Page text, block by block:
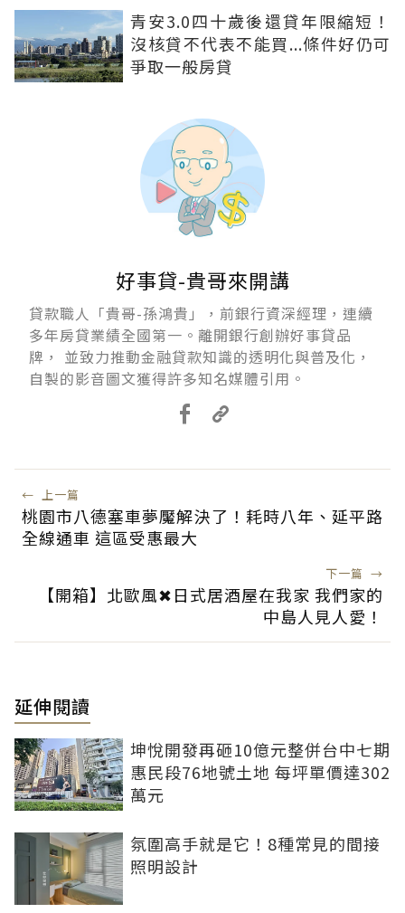
青安3.0四十歲後還貸年限縮短！
沒核貸不代表不能買...條件好仍可
爭取一般房貸
好事貸-貴哥來開講
貸款職人「貴哥-孫鴻貴」，前銀行資深經理，連續
多年房貸業績全國第一。離開銀行創辦好事貸品
牌， 並致力推動金融貸款知識的透明化與普及化，
自製的影音圖文獲得許多知名媒體引用。
← 上一篇
桃園市八德塞車夢魘解決了！耗時八年、延平路
全線通車 這區受惠最大
下一篇 →
【開箱】北歐風✖日式居酒屋在我家 我們家的
中島人見人愛！
延伸閱讀
坤悅開發再砸10億元整併台中七期
惠民段76地號土地 每坪單價達302
萬元
氛圍高手就是它！8種常見的間接
照明設計